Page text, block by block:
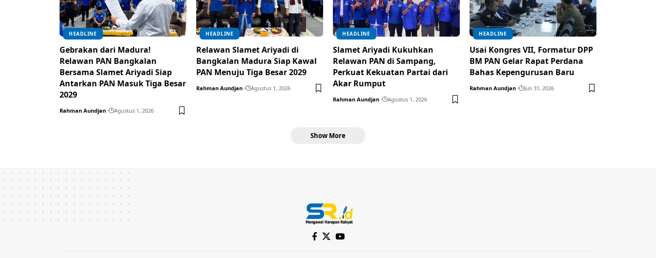
HEADLINE
Gebrakan dari Madura!
Relawan PAN Bangkalan
Bersama Slamet Ariyadi Siap
Antarkan PAN Masuk Tiga Besar
2029
Rahman Aundjan Agustus 1, 2026
HEADLINE
Relawan Slamet Ariyadi di
Bangkalan Madura Siap Kawal
PAN Menuju Tiga Besar 2029
Rahman Aundjan Agustus 1, 2026
HEADLINE
Slamet Ariyadi Kukuhkan
Relawan PAN di Sampang,
Perkuat Kekuatan Partai dari
Akar Rumput
Rahman Aundjan Agustus 1, 2026
HEADLINE
Usai Kongres VII, Formatur DPP
BM PAN Gelar Rapat Perdana
Bahas Kepengurusan Baru
Rahman Aundjan Juli 31, 2026
Show More